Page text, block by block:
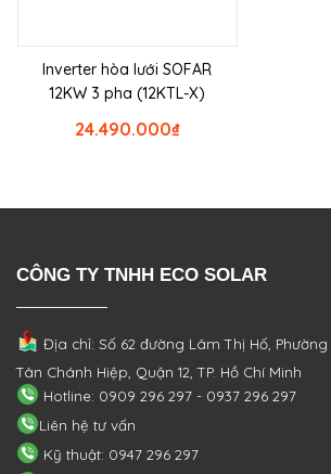
Inverter hòa lưới SOFAR
12KW 3 pha (12KTL-X)
₫
24.490.000
CÔNG TY TNHH ECO SOLAR
Địa chỉ: Số 62 đường Lâm Thị Hố, Phường
Tân Chánh Hiệp, Quận 12, TP. Hồ Chí Minh
Hotline: 0909 296 297 - 0937 296 297
Liên hệ tư vấn
Kỹ thuật: 0947 296 297